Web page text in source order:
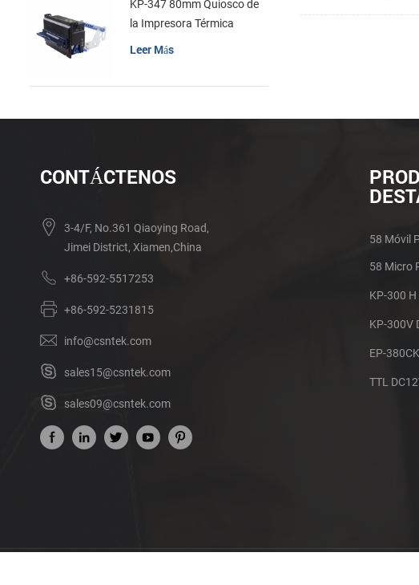
KP-347 80mm Quiosco de
la Impresora Térmica
Leer Más
CONTÁCTENOS
3-4/F, No.361 Qiaoying Road,
Jimei District, Xiamen,China
+86-592-5517253
+86-592-5231815
info@csntek.com
sales15@csntek.com
sales09@csntek.com